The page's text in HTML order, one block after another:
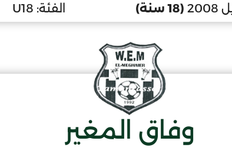
(18 سنة) الفئة: U18
وفاق المغير